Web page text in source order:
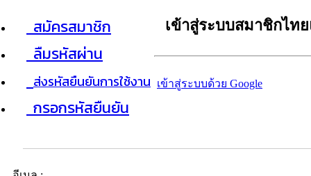
สมัครสมาชิก
ลืมรหัสผ่าน
ส่งรหัสยืนยันการใช้งาน
กรอกรหัสยืนยัน
เข้าสู่ระบบสมาชิกไท
เข้าสู่ระบบด้วย Google